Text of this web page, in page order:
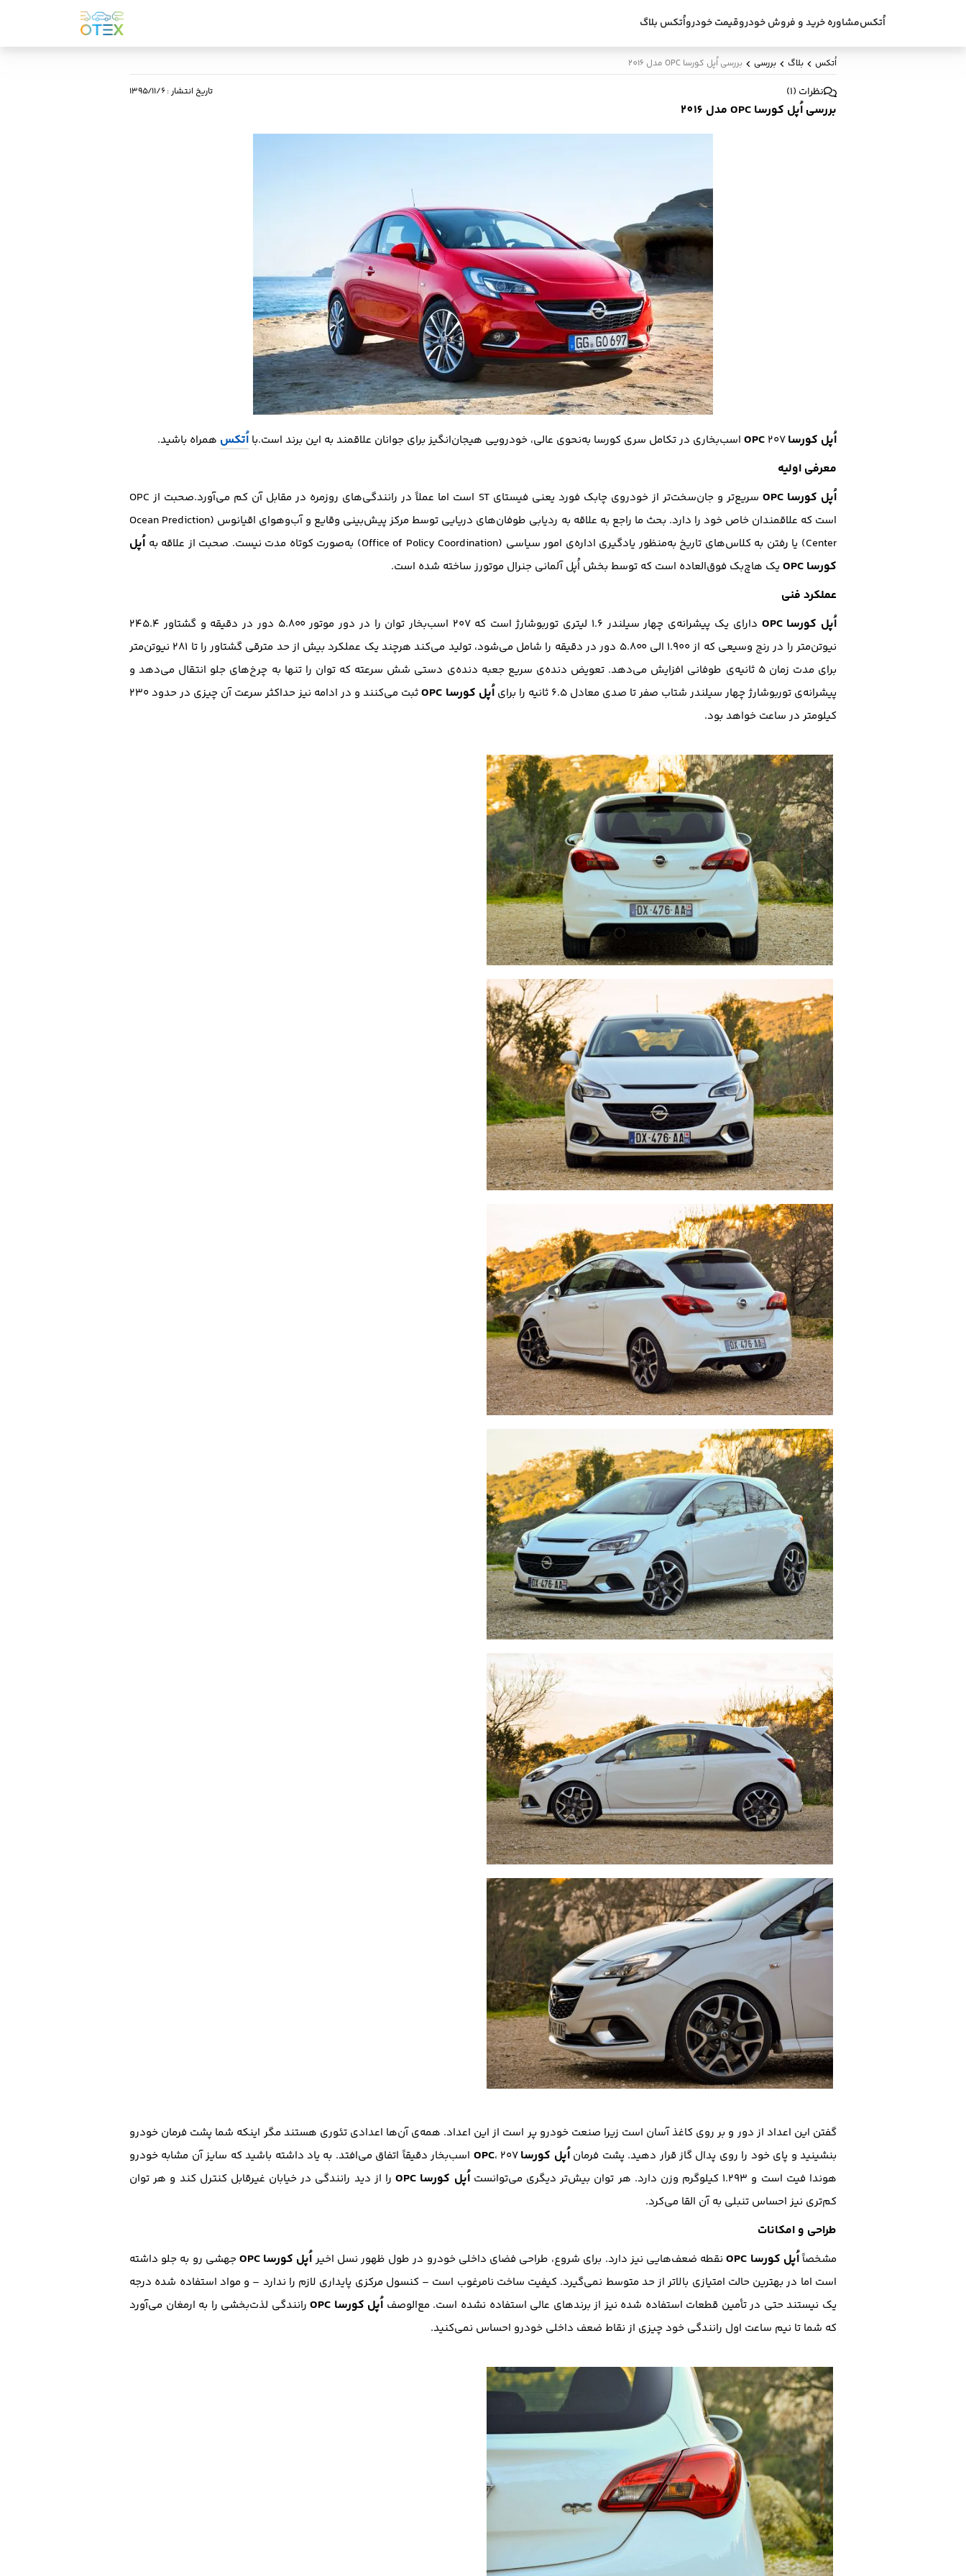
اُتکسمشاوره خرید و فروش خودروقیمت خودرواُتکس بلاگ
اُتکس بلاگ بررسی بررسی اُپل کورسا OPC مدل 2016
نظرات (
1
) تاریخ انتشار:۱۳۹۵/۱۱/۶
بررسی اُپل کورسا OPC مدل 2016
اُپل کورسا OPC۲۰۷ اسب‌بخاری در تکامل سری کورسا به‌نحوی عالی، خودرویی هیجان‌انگیز برای جوانان علاقمند به این برند است.با اُتکس همراه باشید.
معرفی اولیه
اُپل کورسا OPC
سریع‌تر و جان‌سخت‌تر از خودروی چابک فورد یعنی فیستای ST است اما عملاً در رانندگی‌های روزمره در مقابل آن کم می‌آورد.صحبت از OPC
است که علاقمندان خاص خود را دارد. بحث ما راجع به علاقه به ردیابی طوفان‌های دریایی توسط مرکز پیش‌بینی وقایع و آب‌وهوای اقیانوس (Ocean Prediction
Center) یا رفتن به کلاس‌های تاریخ به‌منظور یادگیری اداره‌ی امور سیاسی (Office of Policy Coordination) به‌صورت کوتاه مدت نیست. صحبت از علاقه به
اُپل
کورسا OPC
یک هاچ‌بک فوق‌العاده است که توسط بخش اُپل آلمانی جنرال موتورز ساخته شده است.
عملکرد فنی
اُپل کورسا OPC
دارای یک پیشرانه‌ی چهار سیلندر ۱.۶ لیتری توربوشارژ است که ۲۰۷ اسب‌بخار توان را در دور موتور ۵.۸۰۰ دور در دقیقه و گشتاور ۲۴۵.۴
نیوتن‌متر را در رنج وسیعی که از ۱.۹۰۰ الی ۵.۸۰۰ دور در دقیقه را شامل می‌شود، تولید می‌کند هرچند یک عملکرد بیش از حد مترقی گشتاور را تا ۲۸۱ نیوتن‌متر
برای مدت زمان ۵ ثانیه‌ی طوفانی افزایش می‌دهد. تعویض دنده‌ی سریع جعبه دنده‌ی دستی شش سرعته که توان را تنها به چرخ‌های جلو انتقال می‌دهد و
پیشرانه‌ی توربوشارژ چهار سیلندر شتاب صفر تا صدی معادل ۶.۵ ثانیه را برای
اُپل کورسا OPC
‌ ثبت می‌کنند و در ادامه نیز حداکثر سرعت آن چیزی در حدود ۲۳۰
کیلومتر در ساعت خواهد بود.
گفتن این اعداد از دور و بر روی کاغذ آسان است زیرا صنعت خودرو پر است از این اعداد. همه‌ی آن‌ها اعدادی تئوری هستند مگر اینکه شما پشت فرمان خودرو
بنشینید و پای خود را روی پدال گاز قرار دهید. پشت فرماناُپل کورسا OPC
، ۲۰۷ اسب‌بخار دقیقاً اتفاق می‌افتد. به یاد داشته باشید که سایز آن مشابه خودرو
هوندا فیت است و ۱.۲۹۳ کیلوگرم وزن دارد. هر توان بیش‌تر دیگری می‌توانست
اُپل کورسا OPC
را از دید رانندگی در خیابان غیرقابل کنترل کند و هر توان
کم‌تری نیز احساس تنبلی به آن القا می‌کرد.
طراحی و امکانات
مشخصاًاُپل کورسا OPC نقطه ضعف‌هایی نیز دارد. برای شروع، طراحی فضای داخلی خودرو در طول ظهور نسل اخیراُپل کورسا OPC
جهشی رو به جلو داشته
است اما در بهترین حالت امتیازی بالاتر از حد متوسط نمی‌گیرد. کیفیت ساخت نامرغوب است – کنسول مرکزی پایداری لازم را ندارد – و مواد استفاده شده درجه
یک نیستند حتی در تأمین قطعات استفاده شده نیز از برندهای عالی استفاده نشده است. مع‌الوصف اُپل کورسا OPC
رانندگی لذت‌بخشی را به ارمغان می‌آورد
که شما تا نیم ساعت اول رانندگی خود چیزی از نقاط ضعف داخلی خودرو احساس نمی‌کنید.